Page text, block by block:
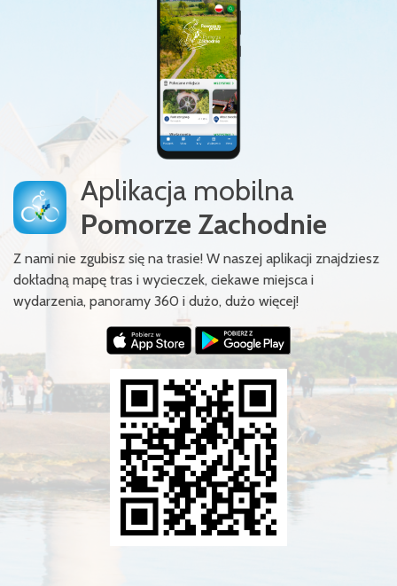
Aplikacja mobilna
Pomorze Zachodnie
Z nami nie zgubisz się na trasie! W naszej aplikacji znajdziesz
dokładną mapę tras i wycieczek, ciekawe miejsca i
wydarzenia, panoramy 360 i dużo, dużo więcej!